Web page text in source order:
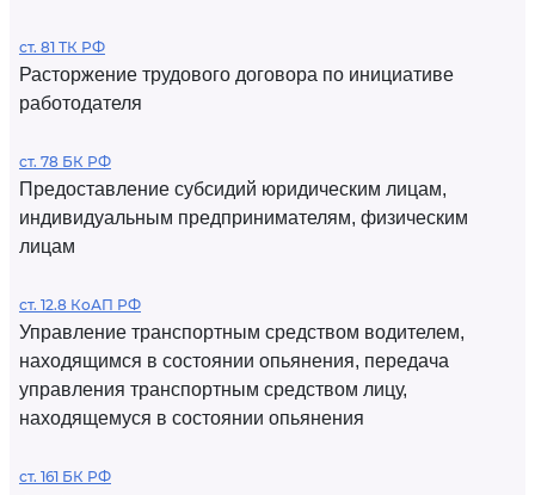
ст. 81 ТК РФ
Расторжение трудового договора по инициативе
работодателя
ст. 78 БК РФ
Предоставление субсидий юридическим лицам,
индивидуальным предпринимателям, физическим
лицам
ст. 12.8 КоАП РФ
Управление транспортным средством водителем,
находящимся в состоянии опьянения, передача
управления транспортным средством лицу,
находящемуся в состоянии опьянения
ст. 161 БК РФ